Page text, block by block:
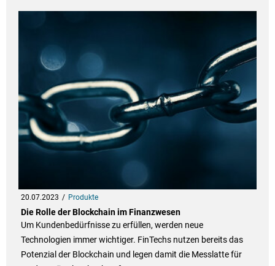
20.07.2023 Produkte
Die Rolle der Blockchain im Finanzwesen
Um Kundenbedürfnisse zu erfüllen, werden neue
Technologien immer wichtiger. FinTechs nutzen bereits das
Potenzial der Blockchain und legen damit die Messlatte für